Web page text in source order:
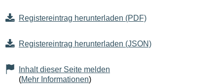
Registereintrag herunterladen (PDF)
Registereintrag herunterladen (JSON)
Inhalt dieser Seite melden
(Mehr Informationen)